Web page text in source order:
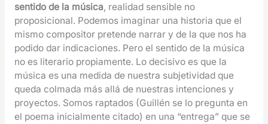
sentido de la música, realidad sensible no
proposicional. Podemos imaginar una historia que el
mismo compositor pretende narrar y de la que nos ha
podido dar indicaciones. Pero el sentido de la música
no es literario propiamente. Lo decisivo es que la
música es una medida de nuestra subjetividad que
queda colmada más allá de nuestras intenciones y
proyectos. Somos raptados (Guillén se lo pregunta en
el poema inicialmente citado) en una “entrega” que se